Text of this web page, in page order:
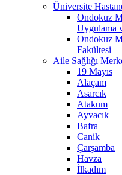
Üniversite
Ondokuz
Uygulama
Ondokuz
Fakültesi
Aile Sağlığı
19 Mayıs
Alaçam
Asarcık
Atakum
Ayvacık
Bafra
Canik
Çarşamba
Havza
İlkadım